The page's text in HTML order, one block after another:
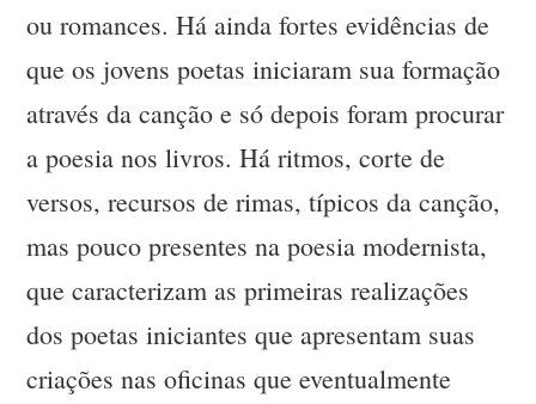
ou romances. Há ainda fortes evidências de
que os jovens poetas iniciaram sua formação
através da canção e só depois foram procurar
a poesia nos livros. Há ritmos, corte de
versos, recursos de rimas, típicos da canção,
mas pouco presentes na poesia modernista,
que caracterizam as primeiras realizações
dos poetas iniciantes que apresentam suas
criações nas oficinas que eventualmente